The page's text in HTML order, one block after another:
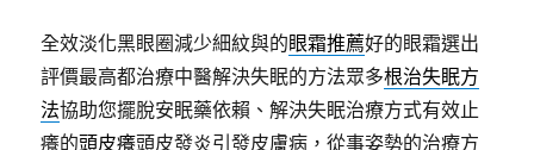
全效淡化黑眼圈減少細紋與的眼霜推薦好的眼霜選出
評價最高都治療中醫解決失眠的方法眾多根治失眠方
法協助您擺脫安眠藥依賴、解決失眠治療方式有效止
癢的頭皮癢頭皮發炎引發皮膚病，從事姿勢的治療方